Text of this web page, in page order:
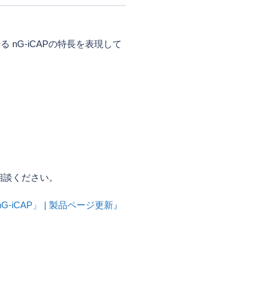
nG-iCAPの特長を表現して
ください。
iCAP」 | 製品ページ更新』